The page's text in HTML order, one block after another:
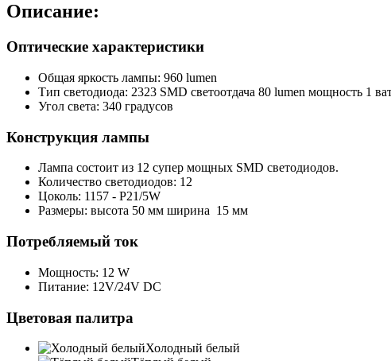
Описание:
Оптические характеристики
Общая яркость лампы: 960 lumen
Тип светодиода: 2323 SMD светоотдача 80 lumen мощность 1
Угол света: 340 градусов
Конструкция лампы
Лампа состоит из 12 супер мощных SMD светодиодов.
Количество светодиодов: 12
Цоколь: 1157 - P21/5W
Размеры: высота 50 мм ширина 15 мм
Потребляемый ток
Мощность: 12 W
Питание: 12V/24V DC
Цветовая палитра
Холодный белый